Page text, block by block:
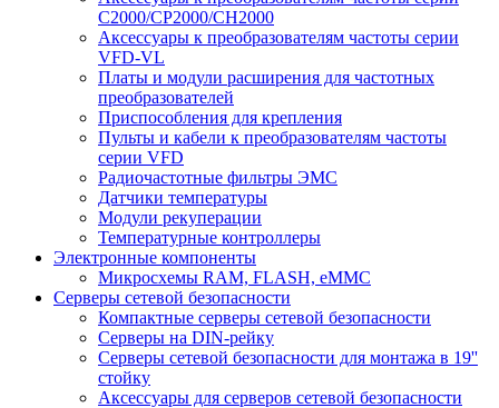
С2000/CP2000/CH2000
Аксессуары к преобразователям частоты серии
VFD-VL
Платы и модули расширения для частотных
преобразователей
Приспособления для крепления
Пульты и кабели к преобразователям частоты
серии VFD
Радиочастотные фильтры ЭМС
Датчики температуры
Модули рекуперации
Температурные контроллеры
Электронные компоненты
Микросхемы RAM, FLASH, eMMC
Серверы сетевой безопасности
Компактные серверы сетевой безопасности
Серверы на DIN-рейку
Серверы сетевой безопасности для монтажа в 19''
стойку
Аксессуары для серверов сетевой безопасности